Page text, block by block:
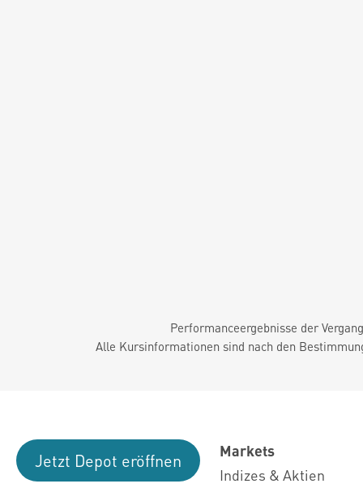
Performanceergebnisse der
Alle Kursinformationen sind nach den
Jetzt Depot eröffnen
Markets
Indizes & Aktien